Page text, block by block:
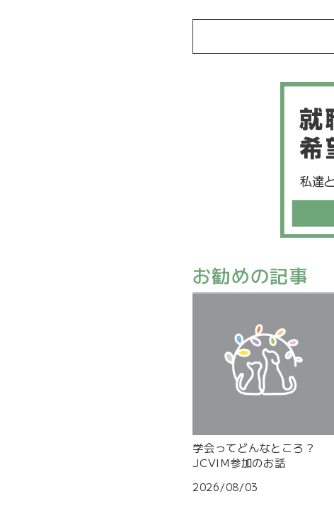
お勧めの記事
学会ってどんなところ？
JCVIM参加のお話
2026/08/03